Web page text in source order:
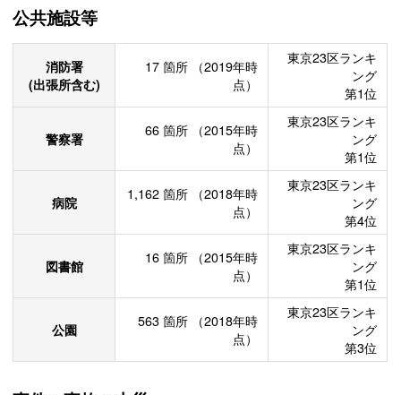
公共施設等
消防署
(出張所含む)
17 箇所
（2019年時
点）
東京23区ランキ
ング
第1位
警察署 66 箇所
（2015年時
点）
東京23区ランキ
ング
第1位
病院 1,162 箇所
（2018年時
点）
東京23区ランキ
ング
第4位
図書館 16 箇所
（2015年時
点）
東京23区ランキ
ング
第1位
公園 563 箇所
（2018年時
点）
東京23区ランキ
ング
第3位